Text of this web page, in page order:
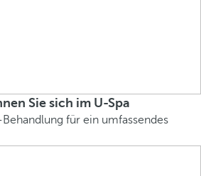
Sie sich im U-Spa
für ein umfassendes